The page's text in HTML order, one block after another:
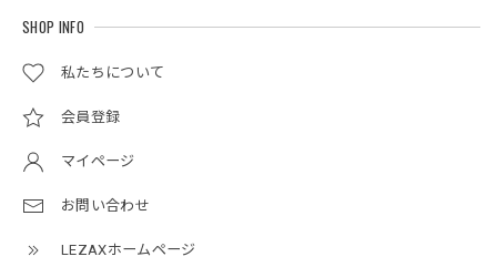
SHOP INFO
私たちについて
会員登録
マイページ
お問い合わせ
LEZAXホームページ